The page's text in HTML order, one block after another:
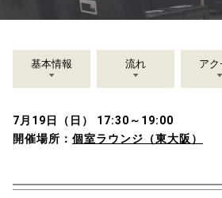
基本情報 流れ アク
7月19日（日） 17:30～19:00
開催場所： 個室ラウンジ（東大阪）